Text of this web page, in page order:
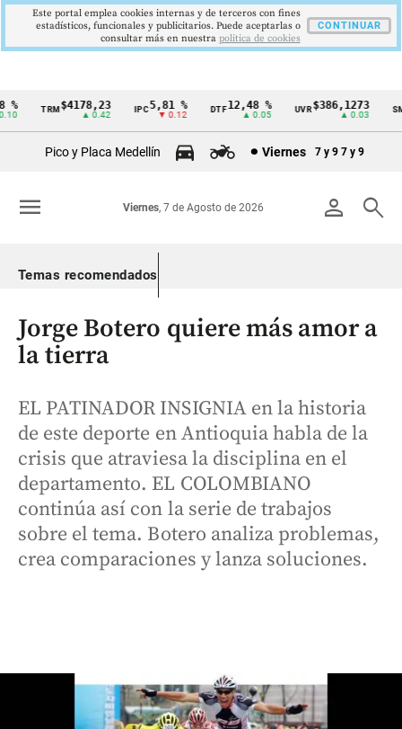
Cintillo
Colombia
TRM$4178,23
▲ 0.42
5,81 %
▼ 0.12
DTF12,48 %
▲ 0.05
UVR$386,1273
▲ 0.03
Pico y Placa Medellín Viernes 7 y 9 7 y 9
person search
Viernes, 7 de Agosto de 2026
menu
Temas recomendados
Jorge Botero quiere más amor a
la tierra
EL PATINADOR INSIGNIA en la historia
de este deporte en Antioquia habla de la
crisis que atraviesa la disciplina en el
departamento. EL COLOMBIANO
continúa así con la serie de trabajos
sobre el tema. Botero analiza problemas,
crea comparaciones y lanza soluciones.
Este portal emplea cookies internas y de terceros con fines
estadísticos, funcionales y publicitarios. Puede aceptarlas o
consultar más en nuestra politica de cookies
CONTINUAR